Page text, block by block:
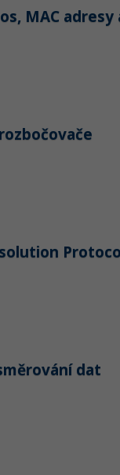
MAC
dat